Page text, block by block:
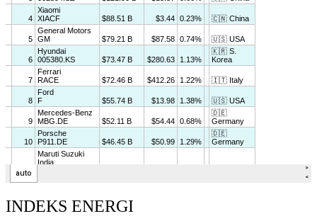
INDEKS ENERGI